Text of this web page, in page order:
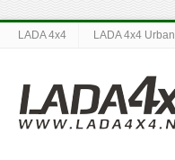
LADA 4x4 LADA 4x4 Urban